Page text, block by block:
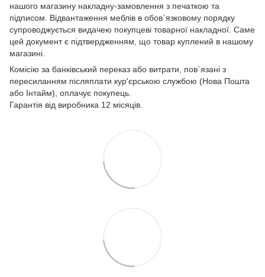
нашого магазину накладну-замовлення з печаткою та
підписом. Відвантаження меблів в обов`язковому порядку
супроводжується видачею покупцеві товарної накладної. Саме
цей документ є підтвердженням, що товар куплений в нашому
магазині.
Комісію за банківський переказ або витрати, пов`язані з
пересиланням післяплати кур'єрською службою (Нова Пошта
або Інтайм), оплачує покупець.
Гарантія від виробника 12 місяців.